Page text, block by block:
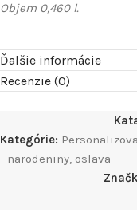
Objem 0,460 l.
Ďalšie informácie
Recenzie (0)
Kategórie:
- narodeniny, oslava